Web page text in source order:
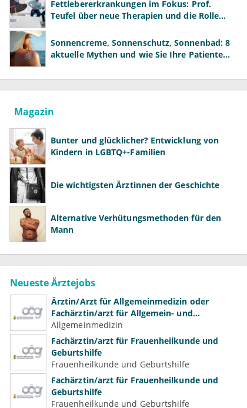
Fettlebererkrankungen im Fokus: Prof.
Teufel über neue Therapien und die Rolle
Sonnencreme, Sonnenschutz, Sonnenbad: 8
aktuelle Mythen und wie Sie Ihre Patienten
Magazin
Bunter und glücklicher? Entwicklung von
Kindern in LGBTQ+-Familien
Die wichtigsten Ärztinnen der Geschichte
Alternative Verhütungsmethoden für den
Mann
Neueste Ärztejobs
Ärztin/Arzt für Allgemeinmedizin oder
Fachärztin/arzt für Allgemein- und
Familienmedizin für Psychiatrie und
Psychotherapeutische Medizin
Allgemeinmedizin
Fachärztin/arzt für Frauenheilkunde und
Geburtshilfe
Frauenheilkunde und Geburtshilfe
Fachärztin/arzt für Frauenheilkunde und
Geburtshilfe
Frauenheilkunde und Geburtshilfe